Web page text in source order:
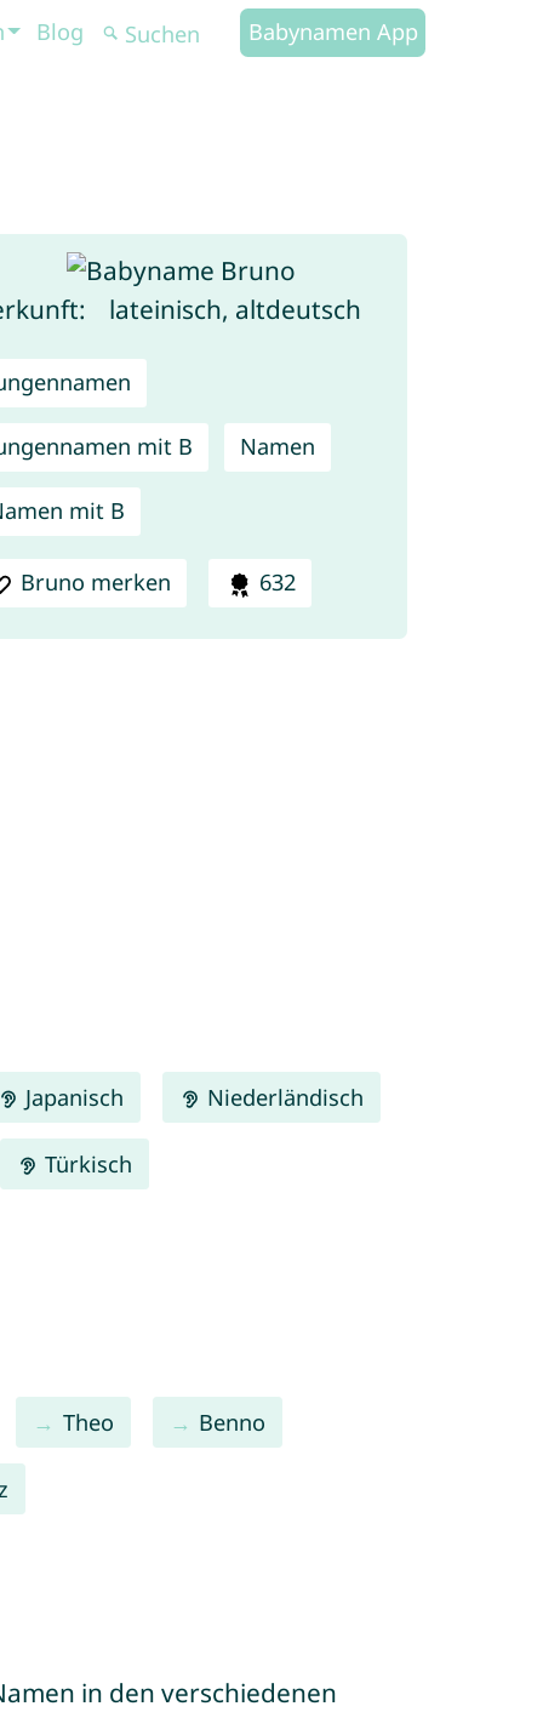
Blog Babynamen App
lateinisch, altdeutsch
mit B Namen
mit B
Bruno merken 632
Japanisch Niederländisch
Türkisch
Theo Benno
in den verschiedenen